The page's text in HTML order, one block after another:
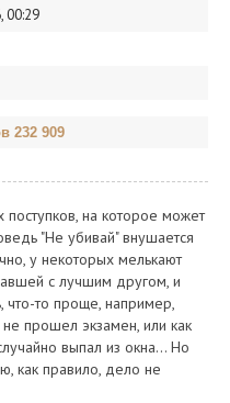
00:29
232 909
на которое может
"Не убивай" внушается
у некоторых мелькают
с лучшим другом, и
что-то проще, например,
прошел экзамен, или как
выпал из окна... Но
как правило, дело не